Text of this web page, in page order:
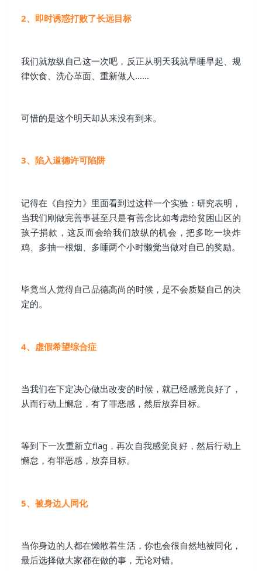
2、即时诱惑打败了长远目标
我们就放纵自己这一次吧，反正从明天我就早睡早起、规
律饮食、洗心革面、重新做人……
可惜的是这个明天却从来没有到来。
3、陷入道德许可陷阱
记得在《自控力》里面看到过这样一个实验：研究表明，
当我们刚做完善事甚至只是有善念比如考虑给贫困山区的
孩子捐款，这反而会给我们放纵的机会，把多吃一块炸
鸡、多抽一根烟、多睡两个小时懒觉当做对自己的奖励。
毕竟当人觉得自己品德高尚的时候，是不会质疑自己的决
定的。
4、虚假希望综合症
当我们在下定决心做出改变的时候，就已经感觉良好了，
从而行动上懈怠，有了罪恶感，然后放弃目标。
等到下一次重新立flag，再次自我感觉良好，然后行动上
懈怠，有罪恶感，放弃目标。
5、被身边人同化
当你身边的人都在懒散着生活，你也会很自然地被同化，
最后选择做大家都在做的事，无论对错。